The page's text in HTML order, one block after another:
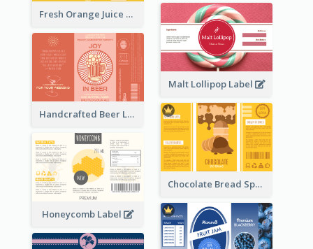
Fresh Orange Juice Label
Malt Lollipop Label
Handcrafted Beer Label
Chocolate Bread Spread Label
Honeycomb Label